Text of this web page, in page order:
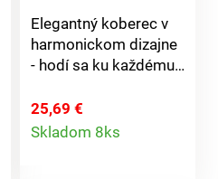
Elegantný koberec v
harmonickom dizajne
- hodí sa ku každému
celej domácnosti. Je
odolný a odpudzuje
25,69 €
Skladom 8ks